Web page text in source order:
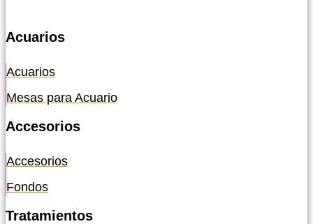
Acuarios
Acuarios
Mesas para Acuario
Accesorios
Accesorios
Fondos
Tratamientos